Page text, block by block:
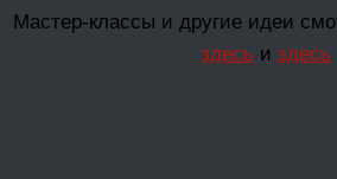
Мастер-классы и другие идеи
здесь и здесь